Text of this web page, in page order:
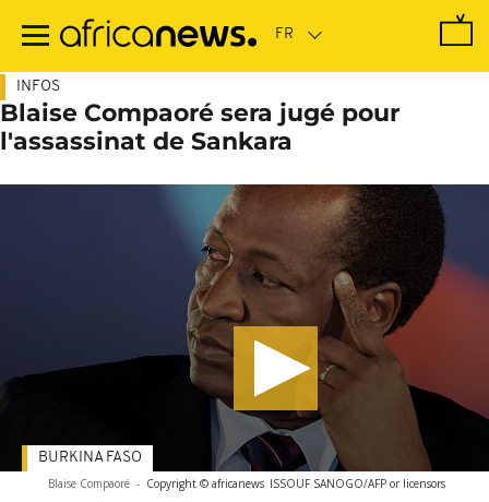
contenu
INFOS
Blaise Compaoré sera jugé pour
l'assassinat de Sankara
Blaise Compaoré - Copyright © africanews ISSOUF SANOGO/AFP or licensors
BURKINA FASO